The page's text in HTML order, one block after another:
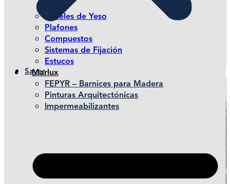
Paneles de Yeso
Plafones
Compuestos
Sistemas de Fijación
Estucos
Marlux
FEPYR – Barnices para Madera
Pinturas Arquitectónicas
Impermeabilizantes
Sayer